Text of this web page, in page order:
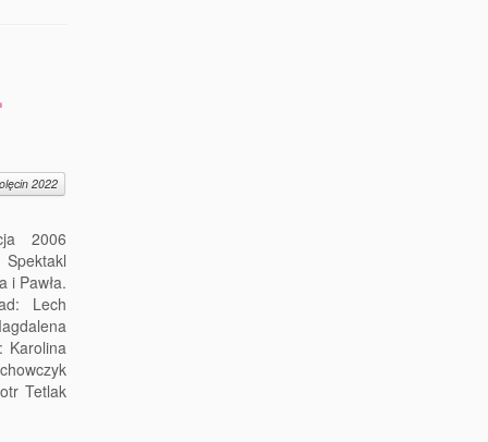
2022
2006
i Pawła.
Lech
Karolina
Tetlak